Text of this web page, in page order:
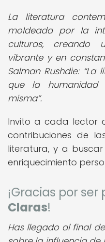
La literatura
moldeada por la
culturas, creando
vibrante y en
Salman Rushdie: La
que la humanidad
misma .
Invito a cada lector
contribuciones de
literatura, y a
enriquecimiento
¡Gracias por ser
Claras!
Has llegado al final